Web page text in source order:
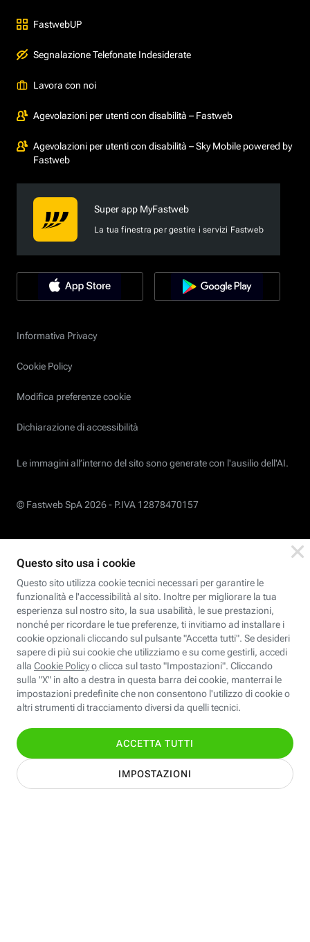
FastwebUP
Segnalazione Telefonate Indesiderate
Lavora con noi
Agevolazioni per utenti con disabilità – Fastweb
Agevolazioni per utenti con disabilità – Sky Mobile powered by
Fastweb
Super app MyFastweb
La tua finestra per gestire i servizi Fastweb
Informativa Privacy
Cookie Policy
Modifica preferenze cookie
Dichiarazione di accessibilità
Le immagini all’interno del sito sono generate con l'ausilio dell'AI.
© Fastweb SpA 2026 - P.IVA 12878470157